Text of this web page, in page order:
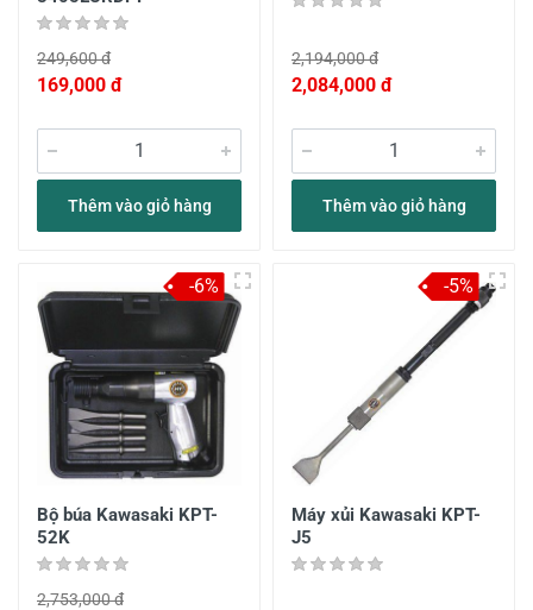
249,600 đ
169,000 đ
Thêm vào giỏ hàng
2,194,000 đ
2,084,000 đ
Thêm vào giỏ hàng
Bộ búa Kawasaki KPT-
52K
2,753,000 đ
-6%
Máy xủi Kawasaki KPT-
J5
-5%